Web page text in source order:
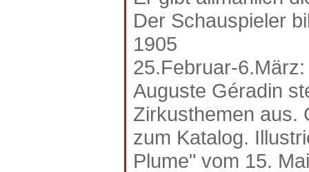
Der Schauspieler
1905
25.Februar-
Auguste Géradin
Zirkusthemen aus.
zum Katalog.
Plume" vom 15.